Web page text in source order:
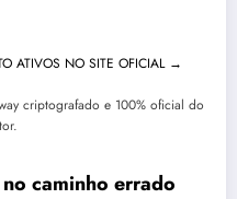
ATIVOS NO SITE OFICIAL →
criptografado e 100% oficial do
caminho errado